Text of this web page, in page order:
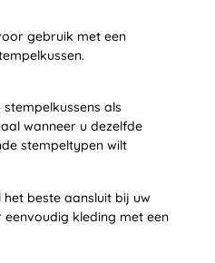
gebruik met een
als
wanneer u dezelfde
stempeltypen wilt
beste aansluit bij uw
kleding met een